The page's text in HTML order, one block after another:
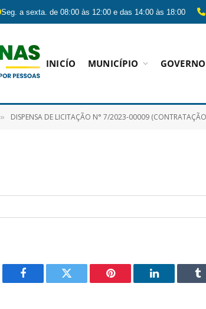
Seg. a sexta. de 08:00 às 12:00 e das 14:00 às 18:00
INICÍO MUNICÍPIO GOVERNO
» DISPENSA DE LICITAÇÃO N° 7/2023-00009 (CONTRATAÇÃO DE EMPRESA ESPECIALIZADA EM
Facebook Twitter Pinterest LinkedIn